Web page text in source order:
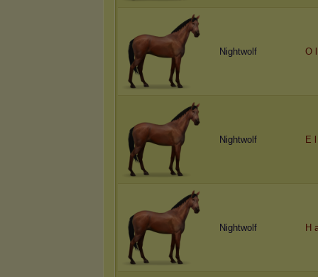
Nightwolf O
Nightwolf E
Nightwolf H